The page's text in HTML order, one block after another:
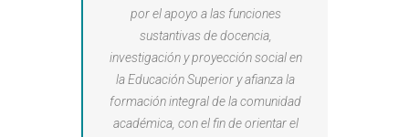
por el apoyo a las funciones
sustantivas de docencia,
investigación y proyección social en
la Educación Superior y afianza la
formación integral de la comunidad
académica, con el fin de orientar el